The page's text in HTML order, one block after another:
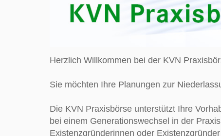
Herzlich Willkommen bei der KVN
Sie möchten Ihre Planungen zur
Die KVN Praxisbörse unterstützt Ihre
bei einem Generationswechsel in der
Existenzgründerinnen oder